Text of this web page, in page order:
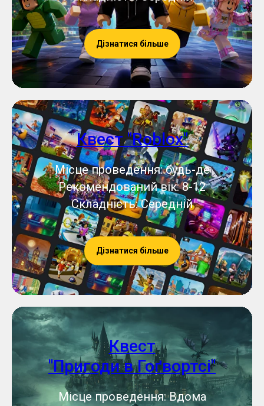
Дізнатися більше
Квест "Roblox"
Місце проведення: будь-де
Рекомендований вік: 8-12
Складність: Середній
Дізнатися більше
Квест
"Пригоди в Гоґвортсі"
Місце проведення: Вдома